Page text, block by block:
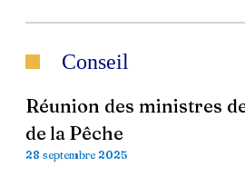
Conseil
Réunion des ministres
de la Pêche
28 septembre 2025